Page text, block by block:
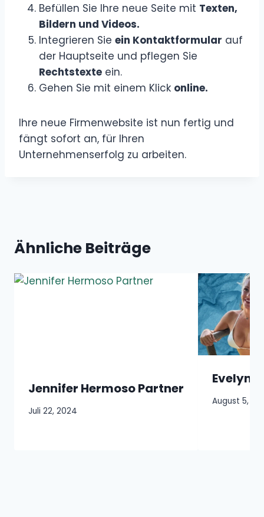
Befüllen Sie Ihre neue Seite mit Texten,
Bildern und Videos.
Integrieren Sie ein Kontaktformular auf
der Hauptseite und pflegen Sie
Rechtstexte ein.
Gehen Sie mit einem Klick online.
Ihre neue Firmenwebsite ist nun fertig und
fängt sofort an, für Ihren
Unternehmenserfolg zu arbeiten.
Ähnliche Beiträge
Jennifer Hermoso Partner
Juli 22, 2024
Evelyn
August 5,